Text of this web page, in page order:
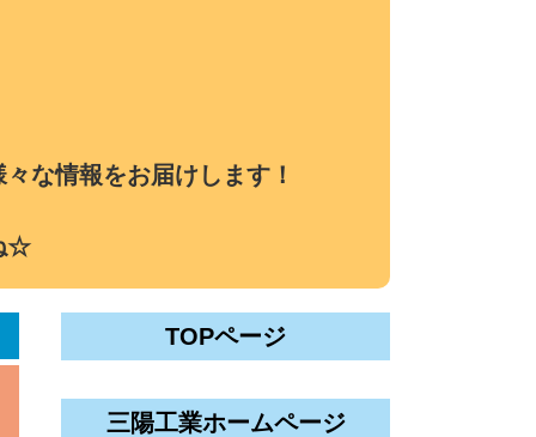
な情報をお届けします！
☆
TOPページ
三陽工業ホームページ